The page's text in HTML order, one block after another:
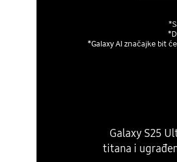
*Galaxy AI značajke bit
Galaxy S25
titana i